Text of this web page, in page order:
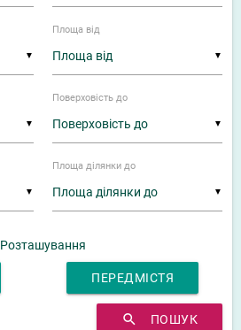
▼ ▼
Площа від
▼ ▼
Поверховість до
▼ ▼
Площа ділянки до
Розташування
ПЕРЕДМІСТЯ
search ПОШУК